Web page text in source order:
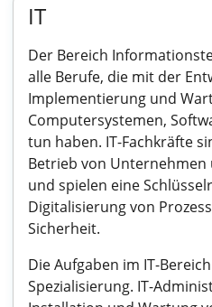
IT
Der Bereich
alle Berufe, die mit der
Implementierung und
Computersystemen,
tun haben. IT-Fachkräfte
Betrieb von
und spielen eine
Digitalisierung von
Sicherheit.
Die Aufgaben im IT-
Spezialisierung. IT-